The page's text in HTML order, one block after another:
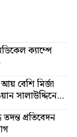
ক্যাম্পে
আয় বেশি মির্জা
সালাউদ্দিনের,
প্রতিবেদন